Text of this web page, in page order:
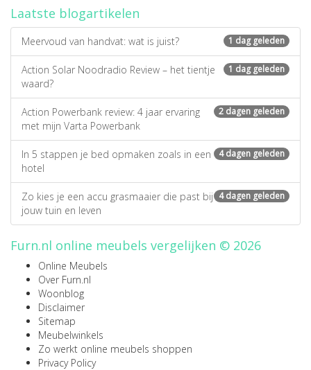
Laatste blogartikelen
1 dag geleden
Meervoud van handvat: wat is juist?
1 dag geleden
Action Solar Noodradio Review – het tientje
waard?
2 dagen geleden
Action Powerbank review: 4 jaar ervaring
met mijn Varta Powerbank
4 dagen geleden
In 5 stappen je bed opmaken zoals in een
hotel
4 dagen geleden
Zo kies je een accu grasmaaier die past bij
jouw tuin en leven
Furn.nl online meubels vergelijken © 2026
Online Meubels
Over Furn.nl
Woonblog
Disclaimer
Sitemap
Meubelwinkels
Zo werkt online meubels shoppen
Privacy Policy